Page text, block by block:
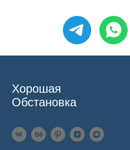
Хорошая
Обстановка